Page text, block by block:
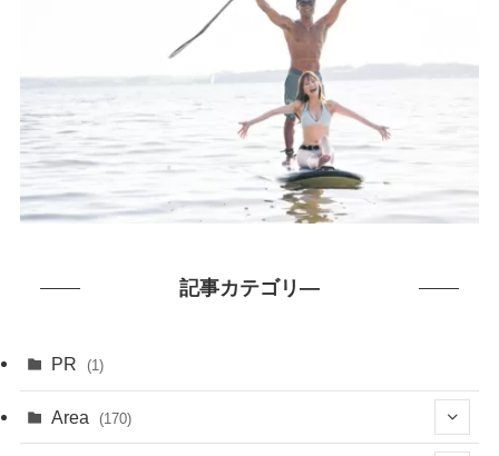
記事カテゴリ―
PR (1)
Area (170)